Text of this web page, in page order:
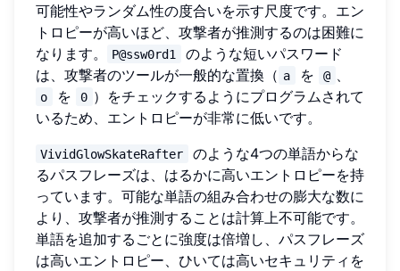
可能性やランダム性の度合いを示す尺度です。エン
トロピーが高いほど、攻撃者が推測するのは困難に
なります。
P@ssw0rd1
のような短いパスワード
は、攻撃者のツールが一般的な置換（ a を @
o を 0 ）をチェックするようにプログラムされて
いるため、エントロピーが非常に低いです。
VividGlowSkateRafter
のような4つの単語からな
るパスフレーズは、はるかに高いエントロピーを持
っています。可能な単語の組み合わせの膨大な数に
より、攻撃者が推測することは計算上不可能です。
単語を追加するごとに強度は倍増し、パスフレーズ
は高いエントロピー、ひいては高いセキュリティを